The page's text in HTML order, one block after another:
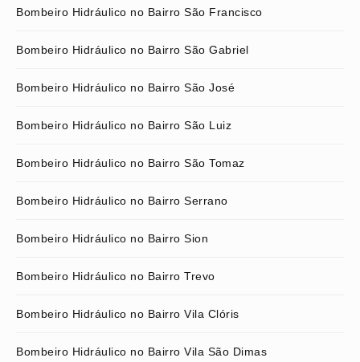
Bombeiro Hidráulico no Bairro São Francisco
Bombeiro Hidráulico no Bairro São Gabriel
Bombeiro Hidráulico no Bairro São José
Bombeiro Hidráulico no Bairro São Luiz
Bombeiro Hidráulico no Bairro São Tomaz
Bombeiro Hidráulico no Bairro Serrano
Bombeiro Hidráulico no Bairro Sion
Bombeiro Hidráulico no Bairro Trevo
Bombeiro Hidráulico no Bairro Vila Clóris
Bombeiro Hidráulico no Bairro Vila São Dimas